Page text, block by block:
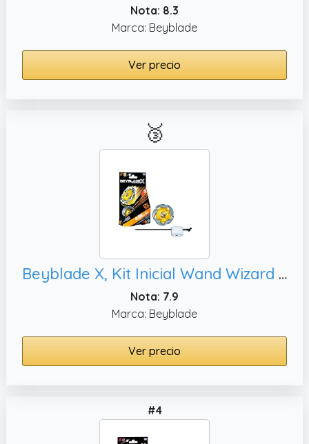
Nota: 8.3
Marca: Beyblade
Ver precio
🥉
Beyblade X, Kit Inicial Wand Wizard 5-70DB UX con Top y Lanzador
Nota: 7.9
Marca: Beyblade
Ver precio
#4